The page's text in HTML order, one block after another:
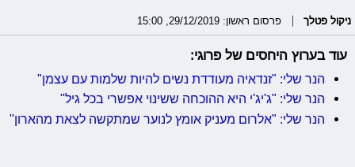
ניקול פטלך פרסום ראשון: 29/12/2019, 15:00
עוד בערוץ היחסים של פרוגי:
הנר שלי: "זנדאיה מעודדת נשים להיות שלמות עם עצמן"
הנר שלי: "ג'יג'י היא ההוכחה ששינוי אפשרי בכל גיל"
הנר שלי: "אלרום מעניק אומץ לנוער שמתקשה לצאת מהארון"